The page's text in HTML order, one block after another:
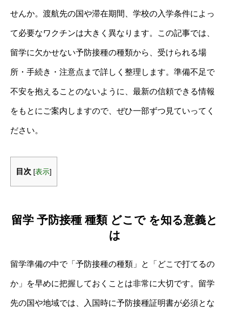
せんか。渡航先の国や滞在期間、学校の入学条件によっ
て必要なワクチンは大きく異なります。この記事では、
留学に欠かせない予防接種の種類から、受けられる場
所・手続き・注意点まで詳しく整理します。準備不足で
不安を抱えることのないように、最新の信頼できる情報
をもとにご案内しますので、ぜひ一部ずつ見ていってく
ださい。
目次 [表示]
留学 予防接種 種類 どこで を知る意義と
は
留学準備の中で「予防接種の種類」と「どこで打てるの
か」を早めに把握しておくことは非常に大切です。留学
先の国や地域では、入国時に予防接種証明書が必須とな